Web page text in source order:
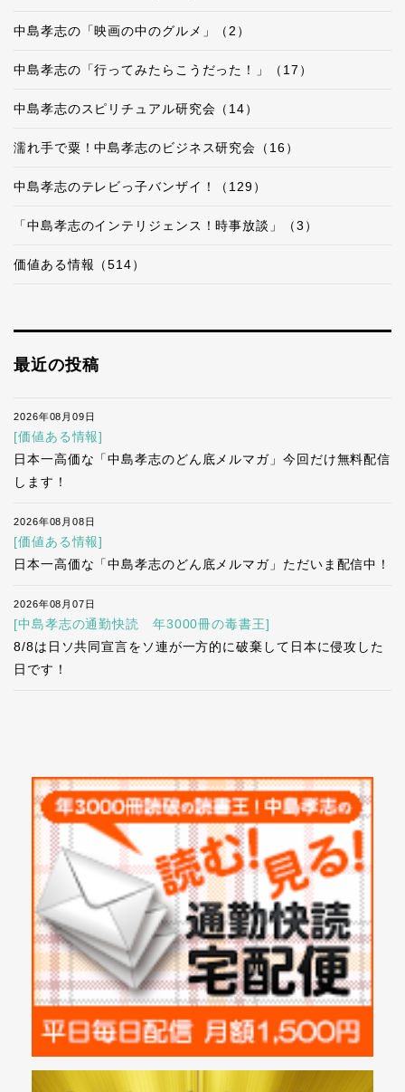
中島孝志の「映画の中のグルメ」（2）
中島孝志の「行ってみたらこうだった！」（17）
中島孝志のスピリチュアル研究会（14）
濡れ手で粟！中島孝志のビジネス研究会（16）
中島孝志のテレビっ子バンザイ！（129）
「中島孝志のインテリジェンス！時事放談」（3）
価値ある情報（514）
最近の投稿
2026年08月09日
[価値ある情報]
日本一高価な「中島孝志のどん底メルマガ」今回だけ無料配信
します！
2026年08月08日
[価値ある情報]
日本一高価な「中島孝志のどん底メルマガ」ただいま配信中！
2026年08月07日
[中島孝志の通勤快読 年3000冊の毒書王]
8/8は日ソ共同宣言をソ連が一方的に破棄して日本に侵攻した
日です！